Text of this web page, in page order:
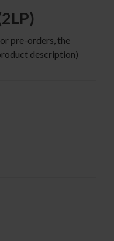
pre-orders, the
description)